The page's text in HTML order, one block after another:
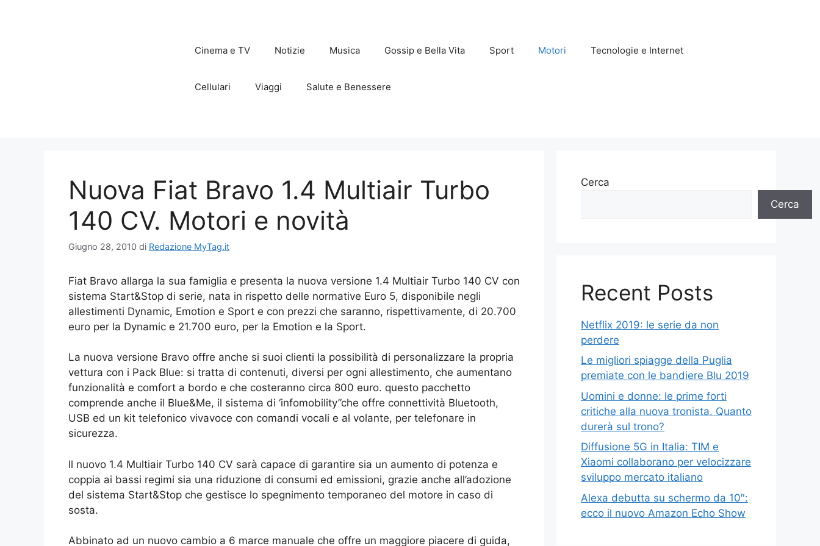
Cinema e TV Notizie Musica Gossip e Bella Vita Sport Motori Tecnologie e Internet
Cellulari Viaggi Salute e Benessere
Nuova Fiat Bravo 1.4 Multiair Turbo
140 CV. Motori e novità
Giugno 28, 2010 di Redazione MyTag.it
Fiat Bravo allarga la sua famiglia e presenta la nuova versione 1.4 Multiair Turbo 140 CV con
sistema Start&Stop di serie, nata in rispetto delle normative Euro 5, disponibile negli
allestimenti Dynamic, Emotion e Sport e con prezzi che saranno, rispettivamente, di 20.700
euro per la Dynamic e 21.700 euro, per la Emotion e la Sport.
La nuova versione Bravo offre anche si suoi clienti la possibilità di personalizzare la propria
vettura con i Pack Blue: si tratta di contenuti, diversi per ogni allestimento, che aumentano
funzionalità e comfort a bordo e che costeranno circa 800 euro. questo pacchetto
comprende anche il Blue&Me, il sistema di ‘infomobility”che offre connettività Bluetooth,
USB ed un kit telefonico vivavoce con comandi vocali e al volante, per telefonare in
sicurezza.
Il nuovo 1.4 Multiair Turbo 140 CV sarà capace di garantire sia un aumento di potenza e
coppia ai bassi regimi sia una riduzione di consumi ed emissioni, grazie anche all’adozione
del sistema Start&Stop che gestisce lo spegnimento temporaneo del motore in caso di
sosta.
Abbinato ad un nuovo cambio a 6 marce manuale che offre un maggiore piacere di guida,
Cerca
Cerca
Recent Posts
Netflix 2019: le serie da non
perdere
Le migliori spiagge della Puglia
premiate con le bandiere Blu 2019
Uomini e donne: le prime forti
critiche alla nuova tronista. Quanto
durerà sul trono?
Diffusione 5G in Italia: TIM e
Xiaomi collaborano per velocizzare
sviluppo mercato italiano
Alexa debutta su schermo da 10″:
ecco il nuovo Amazon Echo Show